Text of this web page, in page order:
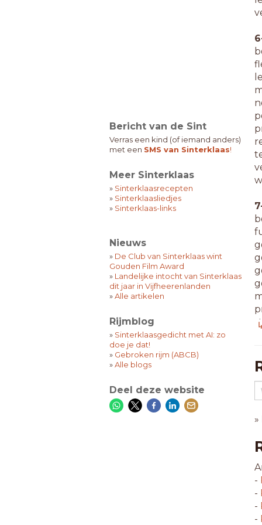
Bericht van de Sint
Verras een kind (of iemand anders)
met een SMS van Sinterklaas!
Meer Sinterklaas
» Sinterklaasrecepten
» Sinterklaasliedjes
» Sinterklaas-links
Nieuws
» De Club van Sinterklaas wint
Gouden Film Award
» Landelijke intocht van Sinterklaas
dit jaar in Vijfheerenlanden
»Alle artikelen
Rijmblog
» Sinterklaasgedicht met AI: zo
doe je dat!
» Gebroken rijm (ABCB)
»Alle blogs
Deel deze website
-
-
-
-